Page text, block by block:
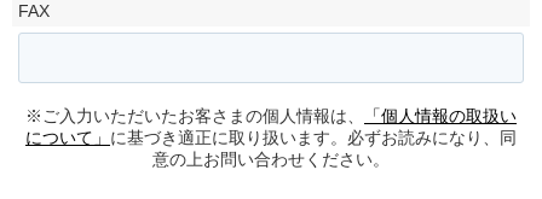
FAX
※ご入力いただいたお客さまの個人情報は、
「個人情報の取扱い
について」 に基づき適正に取り扱います。必ずお読みになり、同
意の上お問い合わせください。